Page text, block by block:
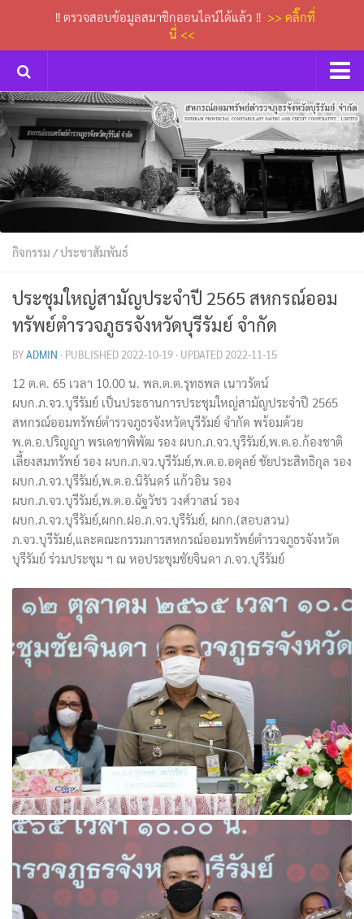
หน้าหลัก
กิจกรรม
การประชุมคณะกรรมการเงินกู้
ข่าวประกาศสหกรณ์
กระดานถาม-ตอบ
ติดต่อเรา
กิจกรรม /ประชาสัมพันธ์
ประชุมใหญ่สามัญประจำปี 2565 สหกรณ์ออม
ทรัพย์ตำรวจภูธรจังหวัดบุรีรัมย์ จำกัด
BYADMIN · PUBLISHED 2022-10-19 · UPDATED 2022-11-15
12 ต.ค. 65 เวลา 10.00 น. พล.ต.ต.รุทธพล เนาวรัตน์
ผบก.ภ.จว.บุรีรัมย์ เป็นประธานการประชุมใหญ่สามัญประจำปี 2565
สหกรณ์ออมทรัพย์ตำรวจภูธรจังหวัดบุรีรัมย์ จำกัด พร้อมด้วย
พ.ต.อ.ปริญญา พรเดชาพิพัฒ รอง ผบก.ภ.จว.บุรีรัมย์,พ.ต.อ.ก้องชาติ
เลี้ยงสมทรัพย์ รอง ผบก.ภ.จว.บุรีรัมย์,พ.ต.อ.อดุลย์ ชัยประสิทธิกุล รอง
ผบก.ภ.จว.บุรีรัมย์,พ.ต.อ.นิรันดร์ แก้วอิน รอง
ผบก.ภ.จว.บุรีรัมย์,พ.ต.อ.ฉัฐวัชร วงศ์วาสน์ รอง
ผบก.ภ.จว.บุรีรัมย์,ผกก.ฝอ.ภ.จว.บุรีรัมย์, ผกก.(สอบสวน)
ภ.จว.บุรีรัมย์,และคณะกรรมการสหกรณ์ออมทรัพย์ตำรวจภูธรจังหวัด
บุรีรัมย์ ร่วมประชุม ฯ ณ หอประชุมชัยจินดา ภ.จว.บุรีรัมย์
!! ตรวจสอบข้อมูลสมาชิกออนไลน์ได้แล้ว !! >> คลิ๊กที่
นี่ <<